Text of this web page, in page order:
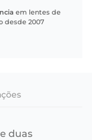
em lentes de
desde 2007
duas